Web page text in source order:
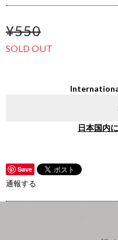
¥550
SOLD OUT
日本国内
Save
通報する